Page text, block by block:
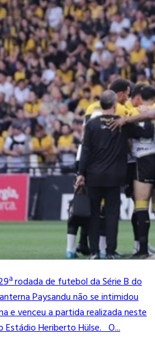
rodada de futebol da Série B do
Paysandu não se intimidou
e venceu a partida realizada neste
Heriberto Hülse. O...